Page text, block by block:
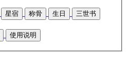
星宿 称骨 生日 三世书
使用说明